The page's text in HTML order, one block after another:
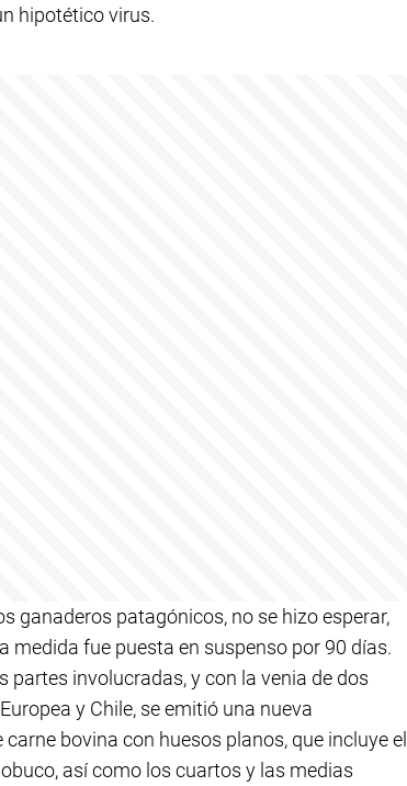
hipotético virus.
ganaderos patagónicos, no se hizo esperar,
medida fue puesta en suspenso por 90 días.
partes involucradas, y con la venia de dos
y Chile, se emitió una nueva
bovina con huesos planos, que incluye el
así como los cuartos y las medias